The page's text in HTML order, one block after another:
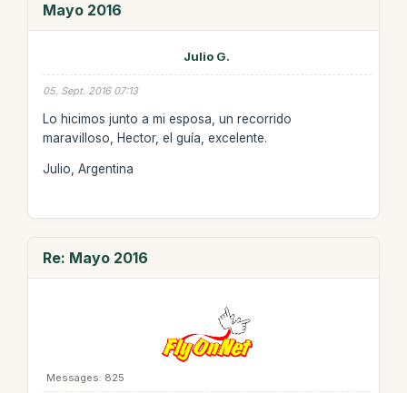
Mayo 2016
Julio G.
05. Sept. 2016 07:13
Lo hicimos junto a mi esposa, un recorrido
maravilloso, Hector, el guía, excelente.
Julio, Argentina
Re: Mayo 2016
Messages: 825